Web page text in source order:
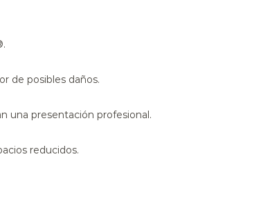
de posibles daños.
una presentación profesional.
reducidos.